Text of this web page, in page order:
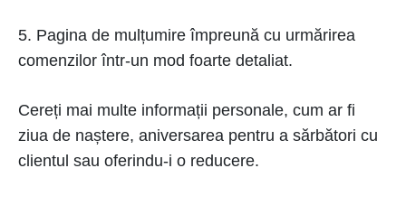
5. Pagina de mulțumire împreună cu urmărirea
comenzilor într-un mod foarte detaliat.
Cereți mai multe informații personale, cum ar fi
ziua de naștere, aniversarea pentru a sărbători cu
clientul sau oferindu-i o reducere.